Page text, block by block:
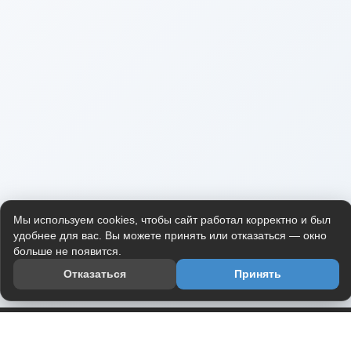
Мы используем cookies, чтобы сайт работал корректно и был
удобнее для вас. Вы можете принять или отказаться — окно
больше не появится.
Отказаться
Принять